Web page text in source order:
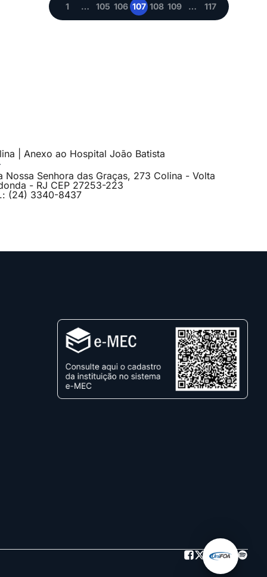
1 … 105 106 107 108 109 … 117
| Anexo ao Hospital João Batista
Nossa Senhora das Graças, 273 Colina - Volta
- RJ CEP 27253-223
(24) 3340-8437